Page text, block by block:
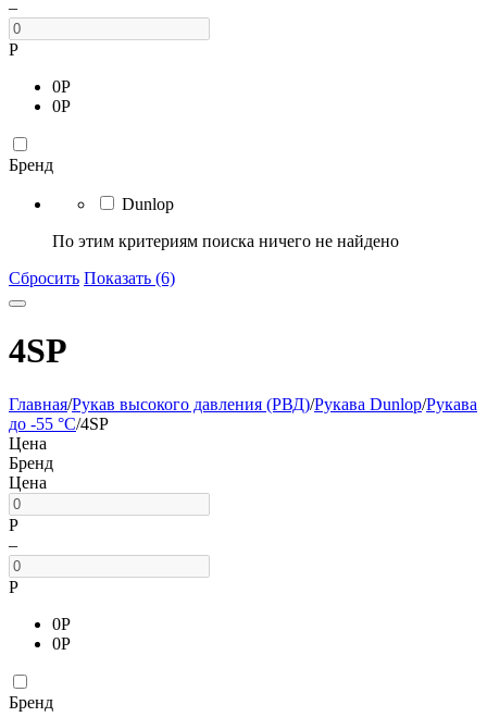
–
Р
0Р
0Р
Бренд
Dunlop
По этим критериям поиска ничего не найдено
Сбросить Показать (6)
4SP
Главная/Рукав высокого давления (РВД)/Рукава Dunlop/Рукава
до -55 °С/4SP
Цена
Бренд
Цена
Р
–
Р
0Р
0Р
Бренд